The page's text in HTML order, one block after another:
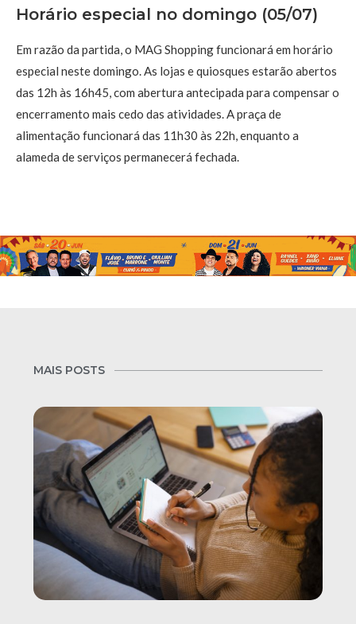
Horário especial no domingo (05/07)
Em razão da partida, o MAG Shopping funcionará em horário
especial neste domingo. As lojas e quiosques estarão abertos
das 12h às 16h45, com abertura antecipada para compensar o
encerramento mais cedo das atividades. A praça de
alimentação funcionará das 11h30 às 22h, enquanto a
alameda de serviços permanecerá fechada.
MAIS POSTS